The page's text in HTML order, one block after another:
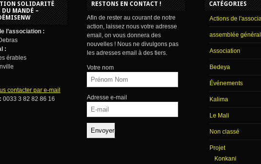
SOLIDARITÉ
DU MANDÉ –
l’association :
:
érables
contacter par e-mail
0033 3 82 82 86 16
RESTONS EN CONTACT !
Afin de rester au courant de notre
action, laissez nous votre adresse
email, on vous donnera des
nouvelles ! Nous ne divulgons pas
les adresses email à des tiers.
Votre nom
Adresse e-mail
CATÉGORIES
Actions de
assemblée
Association
Bedeya
Événements
Kalima
Le Mali
Non classé
Projet
Konkani